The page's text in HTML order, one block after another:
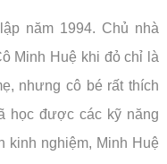
năm 1994. Chủ nhà
Minh Huệ khi đỏ chỉ là
nhưng cô bé rất thích
học được các kỹ năng
kinh nghiệm, Minh Huệ